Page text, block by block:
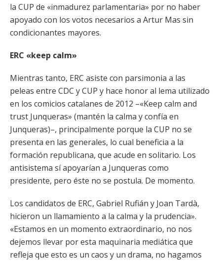
la CUP de «inmadurez parlamentaria» por no haber
apoyado con los votos necesarios a Artur Mas sin
condicionantes mayores.
ERC «keep calm»
Mientras tanto, ERC asiste con parsimonia a las
peleas entre CDC y CUP y hace honor al lema utilizado
en los comicios catalanes de 2012 –«Keep calm and
trust Junqueras» (mantén la calma y confía en
Junqueras)–, principalmente porque la CUP no se
presenta en las generales, lo cual beneficia a la
formación republicana, que acude en solitario. Los
antisistema sí apoyarían a Junqueras como
presidente, pero éste no se postula. De momento.
Los candidatos de ERC, Gabriel Rufián y Joan Tardà,
hicieron un llamamiento a la calma y la prudencia».
«Estamos en un momento extraordinario, no nos
dejemos llevar por esta maquinaria mediática que
refleja que esto es un caos y un drama, no hagamos